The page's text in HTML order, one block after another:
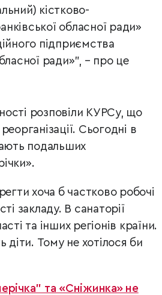
кістково-
обласної ради»
підприємства
ради»”, – про це
розповіли КУРСу, що
Сьогодні в
подальших
хоча б частково робочі
закладу. В санаторії
та інших регіонів країни.
діти. Тому не хотілося би
та «Сніжинка» не